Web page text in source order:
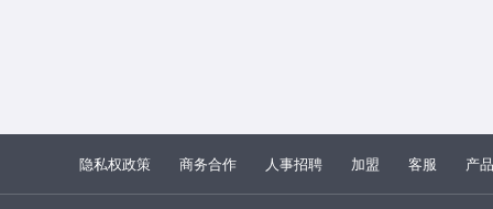
隐私权政策 商务合作 人事招聘 加盟 客服 产品